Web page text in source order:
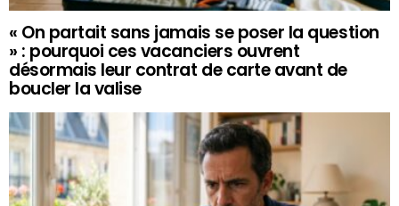
« On partait sans jamais se poser la question
» : pourquoi ces vacanciers ouvrent
désormais leur contrat de carte avant de
boucler la valise